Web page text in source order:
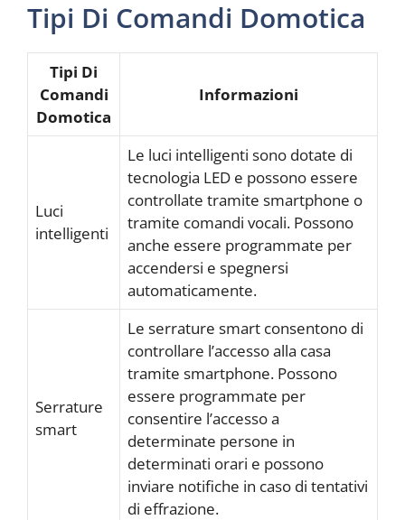
Tipi Di Comandi Domotica
Tipi Di
Comandi
Domotica
Informazioni
Luci
intelligenti
Le luci intelligenti sono dotate di
tecnologia LED e possono essere
controllate tramite smartphone o
tramite comandi vocali. Possono
anche essere programmate per
accendersi e spegnersi
automaticamente.
Serrature
smart
Le serrature smart consentono di
controllare l’accesso alla casa
tramite smartphone. Possono
essere programmate per
consentire l’accesso a
determinate persone in
determinati orari e possono
inviare notifiche in caso di tentativi
di effrazione.